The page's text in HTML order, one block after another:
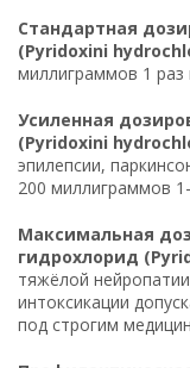
Стандартная
(Pyridoxini
миллиграммов 1 раз
Усиленная
(Pyridoxini
эпилепсии,
200 миллиграммов
Максимальная
гидрохлорид
тяжёлой
интоксикации
под строгим